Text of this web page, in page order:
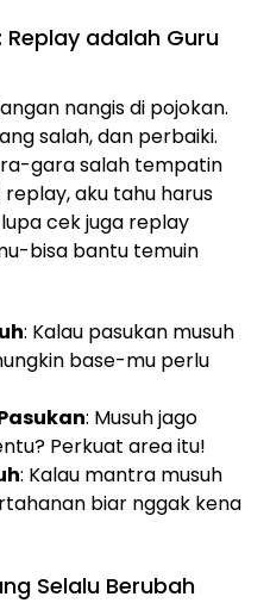
adalah Guru
nangis di pojokan.
salah, dan perbaiki.
gara salah tempatin
aku tahu harus
cek juga replay
bisa bantu temuin
: Kalau pasukan musuh
base-mu perlu
: Musuh jago
Perkuat area itu!
: Kalau mantra musuh
biar nggak kena
Selalu Berubah